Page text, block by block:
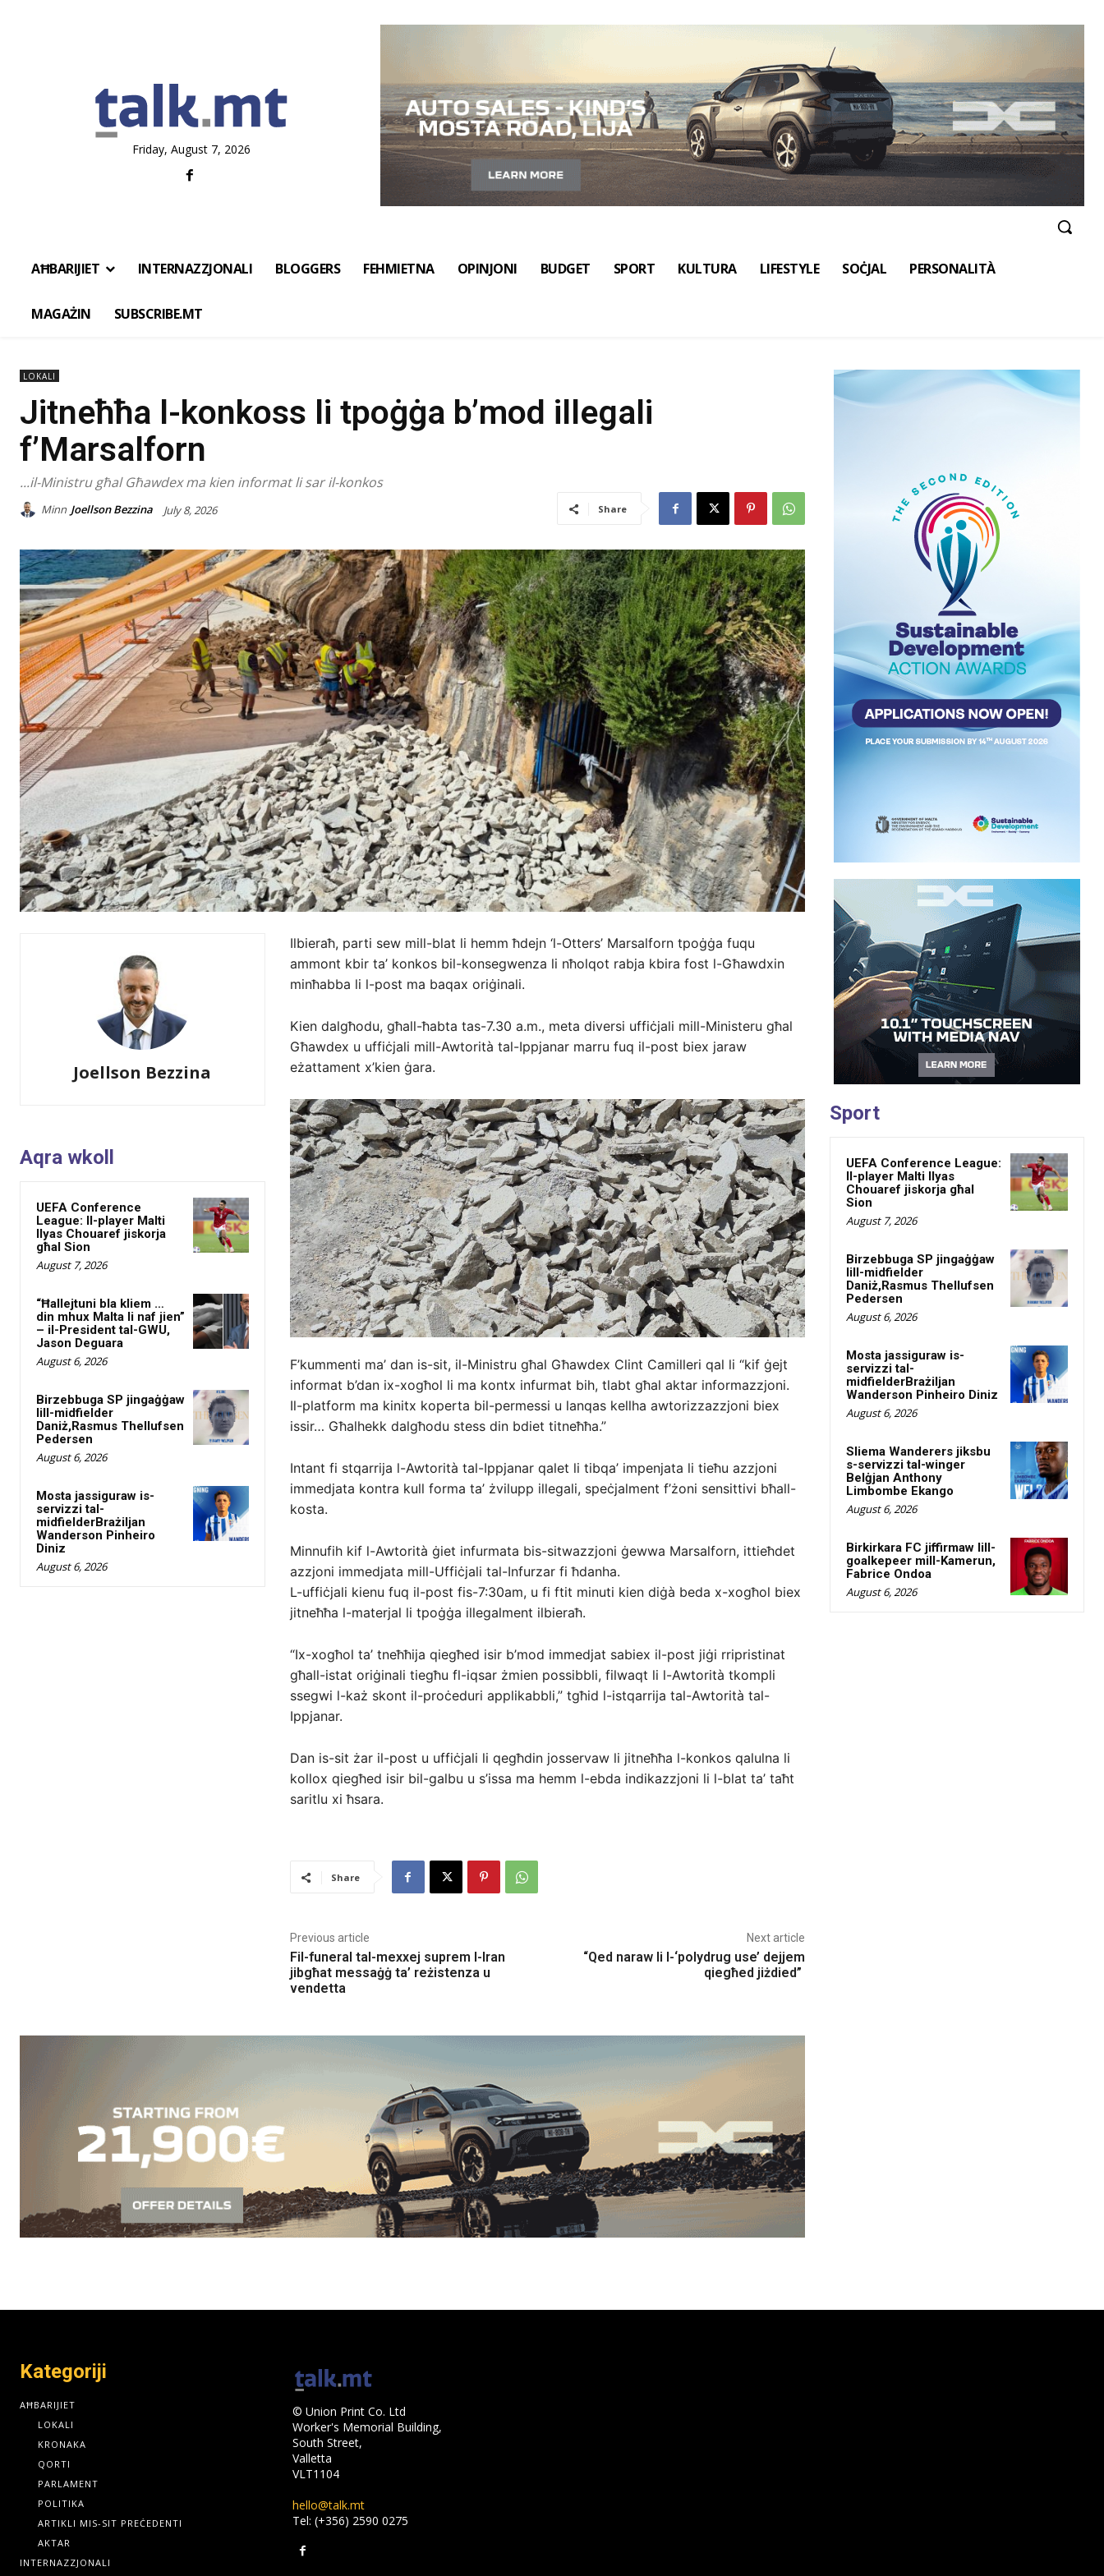
Friday, August 7, 2026
AĦBARIJIET INTERNAZZJONALI BLOGGERS FEHMIETNA OPINJONI BUDGET SPORT KULTURA LIFESTYLE SOĊJAL PERSONALITÀ
MAGAŻIN SUBSCRIBE.MT
LOKALI
Jitneħħa l-konkoss li tpoġġa b’mod illegali
f’Marsalforn
...il-Ministru għal Għawdex ma kien informat li sar il-konkos
Minn Joellson Bezzina July 8, 2026 Share
Joellson Bezzina
Aqra wkoll
UEFA Conference
League: Il-player Malti
Ilyas Chouaref jiskorja
għal Sion
August 7, 2026
“Ħallejtuni bla kliem …
din mhux Malta li naf jien”
– il-President tal-GWU,
Jason Deguara
August 6, 2026
Birzebbuga SP jingaġġaw
lill-midfielder
Daniż,Rasmus Thellufsen
Pedersen
August 6, 2026
Mosta jassiguraw is-
servizzi tal-
midfielderBrażiljan
Wanderson Pinheiro
Diniz
August 6, 2026
Ilbieraħ, parti sew mill-blat li hemm ħdejn ‘l-Otters’ Marsalforn tpoġġa fuqu
ammont kbir ta’ konkos bil-konsegwenza li nħolqot rabja kbira fost l-Għawdxin
minħabba li l-post ma baqax oriġinali.
Kien dalgħodu, għall-ħabta tas-7.30 a.m., meta diversi uffiċjali mill-Ministeru għal
Għawdex u uffiċjali mill-Awtorità tal-Ippjanar marru fuq il-post biex jaraw
eżattament x’kien ġara.
F’kummenti ma’ dan is-sit, il-Ministru għal Għawdex Clint Camilleri qal li “kif ġejt
informat b’dan ix-xogħol li ma kontx infurmat bih, tlabt għal aktar informazzjoni.
Il-platform ma kinitx koperta bil-permessi u lanqas kellha awtorizzazzjoni biex
issir… Għalhekk dalgħodu stess din bdiet titneħħa.”
Intant fi stqarrija l-Awtorità tal-Ippjanar qalet li tibqa’ impenjata li tieħu azzjoni
immedjata kontra kull forma ta’ żvilupp illegali, speċjalment f’żoni sensittivi bħall-
kosta.
Minnufih kif l-Awtorità ġiet infurmata bis-sitwazzjoni ġewwa Marsalforn, ittieħdet
azzjoni immedjata mill-Uffiċjali tal-Infurzar fi ħdanha.
L-uffiċjali kienu fuq il-post fis-7:30am, u fi ftit minuti kien diġà beda x-xogħol biex
jitneħħa l-materjal li tpoġġa illegalment ilbieraħ.
“Ix-xogħol ta’ tneħħija qiegħed isir b’mod immedjat sabiex il-post jiġi rripristinat
għall-istat oriġinali tiegħu fl-iqsar żmien possibbli, filwaqt li l-Awtorità tkompli
ssegwi l-każ skont il-proċeduri applikabbli,” tgħid l-istqarrija tal-Awtorità tal-
Ippjanar.
Dan is-sit żar il-post u uffiċjali li qegħdin josservaw li jitneħħa l-konkos qalulna li
kollox qiegħed isir bil-galbu u s’issa ma hemm l-ebda indikazzjoni li l-blat ta’ taħt
saritlu xi ħsara.
Share
Previous article
Fil-funeral tal-mexxej suprem l-Iran
jibgħat messaġġ ta’ reżistenza u
vendetta
Next article
“Qed naraw li l-‘polydrug use’ dejjem
qiegħed jiżdied”
Sport
UEFA Conference League:
Il-player Malti Ilyas
Chouaref jiskorja għal
Sion
August 7, 2026
Birzebbuga SP jingaġġaw
lill-midfielder
Daniż,Rasmus Thellufsen
Pedersen
August 6, 2026
Mosta jassiguraw is-
servizzi tal-
midfielderBrażiljan
Wanderson Pinheiro Diniz
August 6, 2026
Sliema Wanderers jiksbu
s-servizzi tal-winger
Belġjan Anthony
Limbombe Ekango
August 6, 2026
Birkirkara FC jiffirmaw lill-
goalkepeer mill-Kamerun,
Fabrice Ondoa
August 6, 2026
Kategoriji
AĦBARIJIET
LOKALI
KRONAKA
QORTI
PARLAMENT
POLITIKA
ARTIKLI MIS-SIT PREĊEDENTI
AKTAR
INTERNAZZJONALI
© Union Print Co. Ltd
Worker's Memorial Building,
South Street,
Valletta
VLT1104
hello@talk.mt
Tel: (+356) 2590 0275